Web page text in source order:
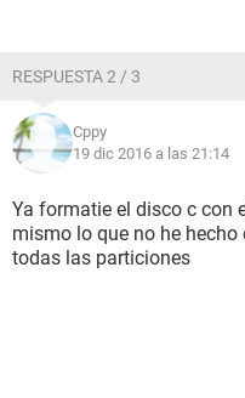
RESPUESTA 2 / 3
Cppy
19 dic 2016 a las 21:14
Ya formatie el disco c con
mismo lo que no he
todas las particiones